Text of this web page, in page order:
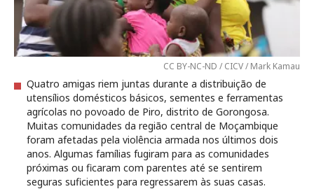
CC BY-NC-ND / CICV / Mark Kamau
Quatro amigas riem juntas durante a distribuição de
utensílios domésticos básicos, sementes e ferramentas
agrícolas no povoado de Piro, distrito de Gorongosa.
Muitas comunidades da região central de Moçambique
foram afetadas pela violência armada nos últimos dois
anos. Algumas famílias fugiram para as comunidades
próximas ou ficaram com parentes até se sentirem
seguras suficientes para regressarem às suas casas.